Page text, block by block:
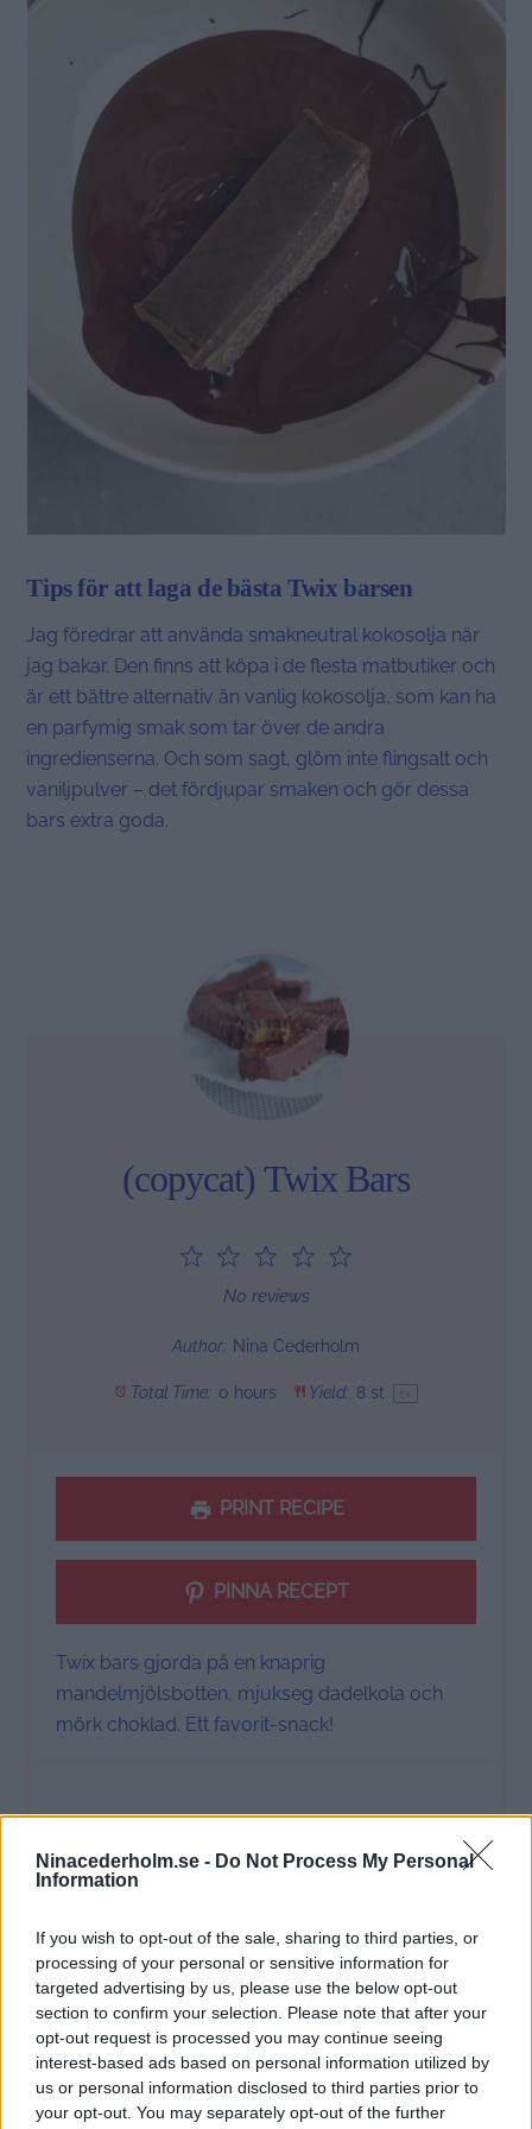
Ninacederholm.se - Do Not Process My Personal
Information
If you wish to opt-out of the sale, sharing to third parties, or
processing of your personal or sensitive information for
targeted advertising by us, please use the below opt-out
section to confirm your selection. Please note that after your
opt-out request is processed you may continue seeing
interest-based ads based on personal information utilized by
us or personal information disclosed to third parties prior to
your opt-out. You may separately opt-out of the further
Tips för att laga de bästa Twix barsen
Jag föredrar att använda smakneutral kokosolja när
jag bakar. Den finns att köpa i de flesta matbutiker och
är ett bättre alternativ än vanlig kokosolja, som kan ha
en parfymig smak som tar över de andra
ingredienserna. Och som sagt, glöm inte flingsalt och
vaniljpulver – det fördjupar smaken och gör dessa
bars extra goda.
(copycat) Twix Bars
4
Stars
Stars
1
Star
No reviews
Author: Nina Cederholm
Total Time: 0 hours Yield: 8 st 1
PRINT RECIPE
PINNA RECEPT
Twix bars gjorda på en knaprig
mandelmjölsbotten, mjukseg dadelkola och
mörk choklad. Ett favorit-snack!
Botten
100 grumstempererat smör eller kokosolja
70 g kokossocker (1 dl)
125 gmandelmjöl (2,5 dl)
1 äggula